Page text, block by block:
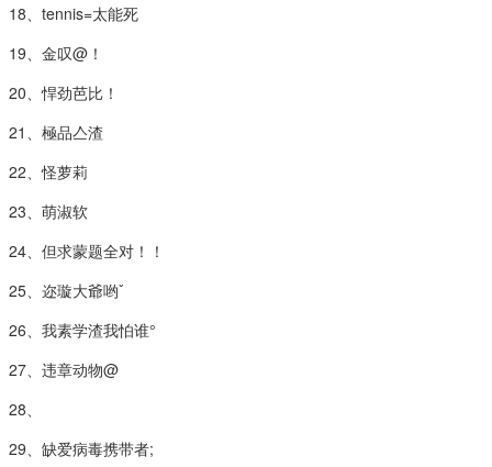
18、tennis=太能死
19、金叹@！
20、悍劲芭比！
21、極品亼渣
22、怪萝莉
23、萌淑软
24、但求蒙题全对！！
25、迩璇大爺哟ˇ
26、我素学渣我怕谁°
27、违章动物@
28、
29、缺爱病毒携带者;